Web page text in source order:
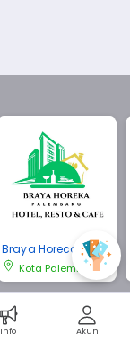
Braya Horeca Pale
mbang
Kota Palembang
Info Akun